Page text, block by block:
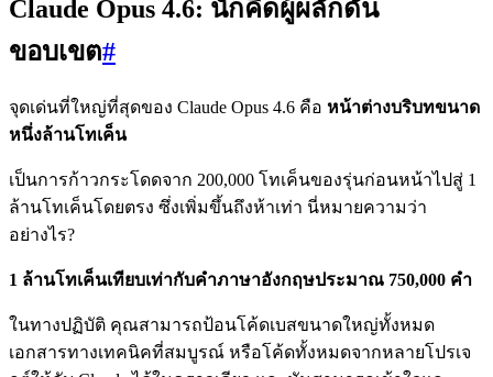
Claude Opus 4.6: นักคิดผู้ผลักดัน
ขอบเขต#
จุดเด่นที่ใหญ่ที่สุดของ Claude Opus 4.6 คือ หน้าต่างบริบทขนาด
หนึ่งล้านโทเค็น
เป็นการก้าวกระโดดจาก 200,000 โทเค็นของรุ่นก่อนหน้าไปสู่ 1
ล้านโทเค็นโดยตรง ซึ่งเพิ่มขึ้นถึงห้าเท่า นี่หมายความว่า
อย่างไร?
1 ล้านโทเค็นเทียบเท่ากับคำภาษาอังกฤษประมาณ 750,000 คำ
ในทางปฏิบัติ คุณสามารถป้อนโค้ดเบสขนาดใหญ่ทั้งหมด
เอกสารทางเทคนิคที่สมบูรณ์ หรือโค้ดทั้งหมดจากหลายโปรเจ